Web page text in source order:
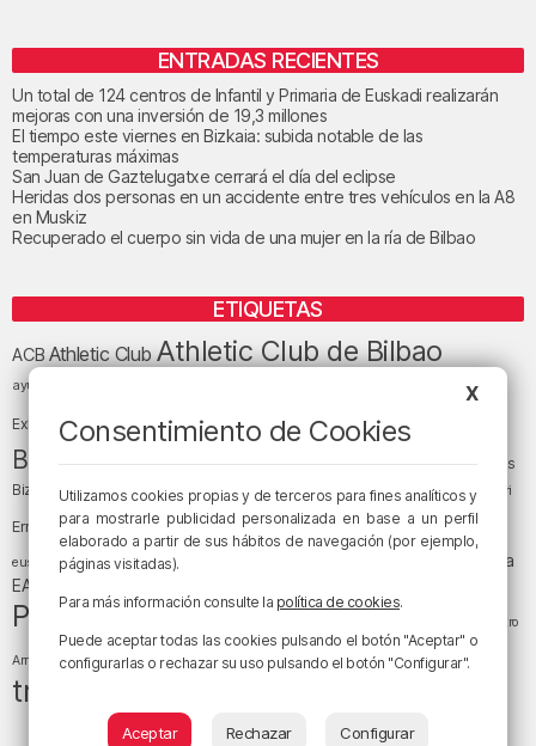
ENTRADAS RECIENTES
Un total de 124 centros de Infantil y Primaria de Euskadi realizarán
mejoras con una inversión de 19,3 millones
El tiempo este viernes en Bizkaia: subida notable de las
temperaturas máximas
San Juan de Gaztelugatxe cerrará el día del eclipse
Heridas dos personas en un accidente entre tres vehículos en la A8
en Muskiz
Recuperado el cuerpo sin vida de una mujer en la ría de Bilbao
ETIQUETAS
ACBAthletic ClubAthletic Club de Bilbao
ayuntamiento de Bilbao BEC (Bilbao
Exhibition Center) BilbaoBilbao Basket Bizkaia
Bizkaia y sus comarcas Copa del Rey cultura Cáritas
Bizkaia
Deusto Diócesis de Bilbao Egunon Bizkaia el tiempo Enkarterri
Ernesto Valverde Ertzaintza Euskadi (País Vasco)
euskera fiestas fútbol LaLiga
LaLiga
EA Sports
Política sociedadsucesos Teatro
Arriaga tiempotiempo atmosféricotráfico
tráfico en Bizkaia
X
Consentimiento de Cookies
Utilizamos cookies propias y de terceros para fines analíticos y
para mostrarle publicidad personalizada en base a un perfil
elaborado a partir de sus hábitos de navegación (por ejemplo,
páginas visitadas).
Para más información consulte la política de cookies.
Puede aceptar todas las cookies pulsando el botón "Aceptar" o
configurarlas o rechazar su uso pulsando el botón "Configurar".
Aceptar Rechazar Configurar